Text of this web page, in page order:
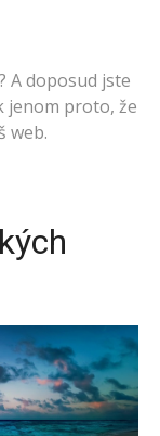
A doposud jste
jenom proto, že
web.